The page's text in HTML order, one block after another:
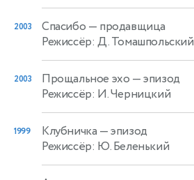
2003 Спасибо — продавщица
Режиссёр: Д. Томашпольский
2003 Прощальное эхо — эпизод
Режиссёр: И. Черницкий
1999 Клубничка — эпизод
Режиссёр: Ю. Беленький